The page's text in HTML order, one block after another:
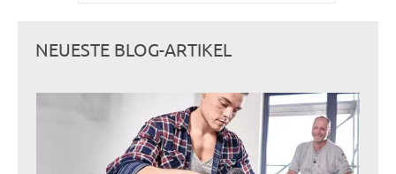
NEUESTE BLOG-ARTIKEL